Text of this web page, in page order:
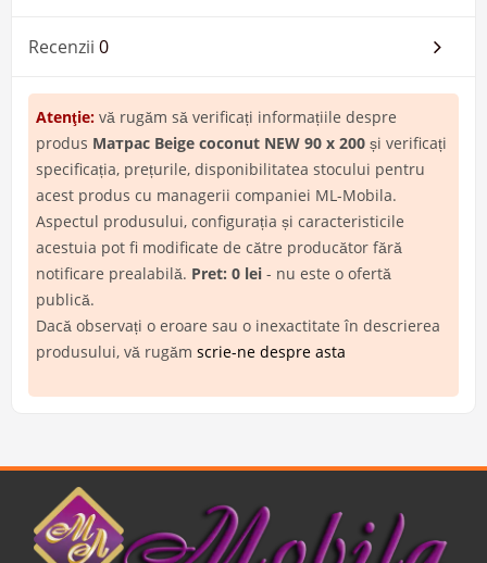
Recenzii 0
Atenţie: vă rugăm să verificați informațiile despre
produs Матрас Beige coconut NEW 90 х 200 și verificați
specificația, prețurile, disponibilitatea stocului pentru
acest produs cu managerii companiei ML-Mobila.
Aspectul produsului, configurația și caracteristicile
acestuia pot fi modificate de către producător fără
notificare prealabilă. Pret: 0 lei - nu este o ofertă
publică.
Dacă observați o eroare sau o inexactitate în descrierea
produsului, vă rugăm scrie-ne despre asta